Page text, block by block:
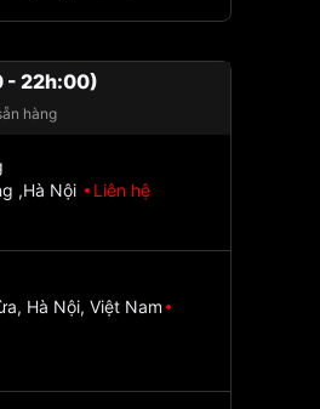
- 22h:00)
hàng
,Hà Nội
Liên hệ
Hà Nội, Việt Nam